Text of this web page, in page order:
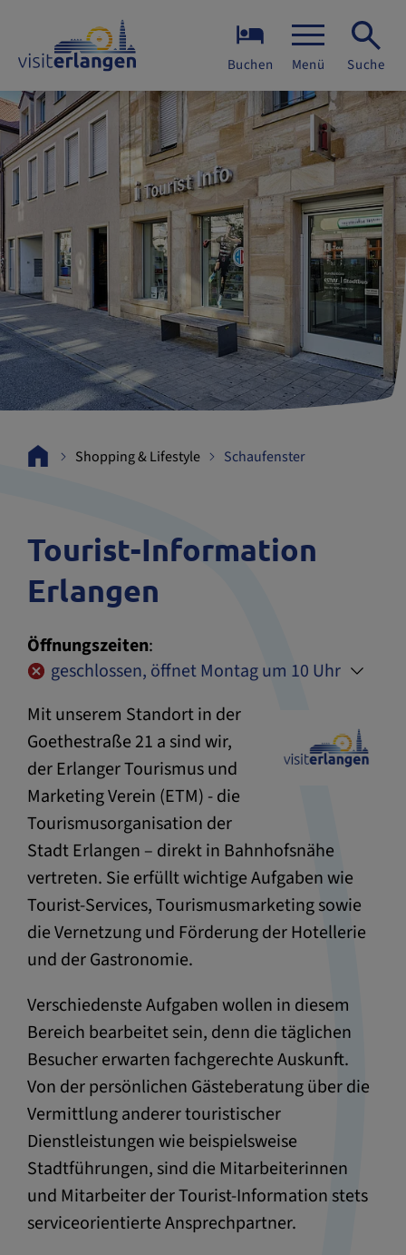
Buchen Menü Suche
Schaufenster
Shopping & Lifestyle
Tourist-Information
Erlangen
Öffnungszeiten:
geschlossen, öffnet Montag um 10 Uhr
Mit unserem Standort in der
Goethestraße 21 a sind wir,
der Erlanger Tourismus und
Marketing Verein (ETM) - die
Tourismusorganisation der
Stadt Erlangen – direkt in Bahnhofsnähe
vertreten. Sie erfüllt wichtige Aufgaben wie
Tourist-Services, Tourismusmarketing sowie
die Vernetzung und Förderung der Hotellerie
und der Gastronomie.
Verschiedenste Aufgaben wollen in diesem
Bereich bearbeitet sein, denn die täglichen
Besucher erwarten fachgerechte Auskunft.
Von der persönlichen Gästeberatung über die
Vermittlung anderer touristischer
Dienstleistungen wie beispielsweise
Stadtführungen, sind die Mitarbeiterinnen
und Mitarbeiter der Tourist-Information stets
serviceorientierte Ansprechpartner.